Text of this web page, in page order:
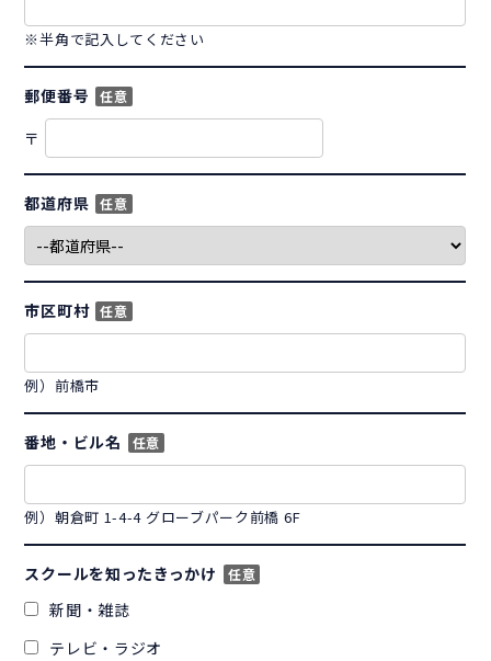
※半角で記入してください
郵便番号 任意
〒
都道府県 任意
市区町村 任意
例）前橋市
番地・ビル名 任意
例）朝倉町 1-4-4 グローブパーク前橋 6F
スクールを知ったきっかけ 任意
新聞・雑誌
テレビ・ラジオ